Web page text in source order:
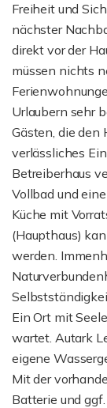
Freiheit und
nächster
direkt vor der
müssen nichts
Urlaubern sehr
Gästen, die den
verlässliches
Betreiberhaus
Vollbad und
Küche mit
(Haupthaus)
werden.
Ein Ort mit
wartet. Autark
eigene
Mit der
Batterie und